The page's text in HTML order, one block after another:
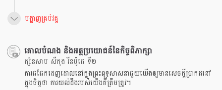
បង្ហាញគ្រប់វគ្គ
គោលបំណង និងអត្ថប្រយោជន៍នៃកិច្ចពិភាក្សា
ត្សិនសាប សឺកុង រីនប៉ូជេ ទី២
ការជជែកដេញដោលនៅក្នុងព្រះពុទ្ធសាសនាជួយយើងឲ្យមានសេចក្តីប្រាកដនៅ
ក្នុងចិត្តថា ការយល់ដឹងរបស់យើងគឺត្រឹមត្រូវ។